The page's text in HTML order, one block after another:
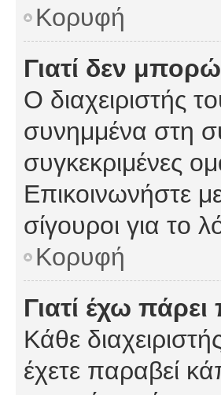
Κορυφή
Γιατί δεν
Ο διαχειριστής
συνημμένα στη
συγκεκριμένες
Επικοινωνήστε
σίγουροι για το
Κορυφή
Γιατί έχω
Κάθε
έχετε παραβεί